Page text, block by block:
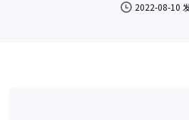
2022-08-10